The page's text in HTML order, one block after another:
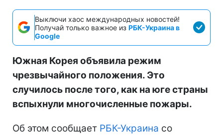
Выключи хаос международных новостей!
Получай только важное из РБК-Украина в
Google
Южная Корея объявила режим
чрезвычайного положения. Это
случилось после того, как на юге страны
вспыхнули многочисленные пожары.
Об этом сообщает РБК-Украина со